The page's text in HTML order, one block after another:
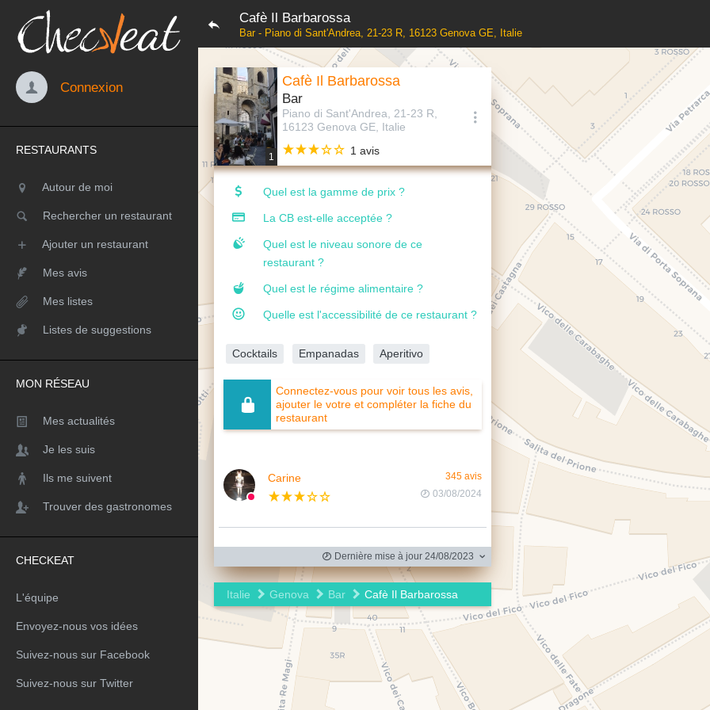
Cafè Il Barbarossa
Bar - Piano di Sant'Andrea, 21-23 R, 16123 Genova GE, Italie
Connexion
RESTAURANTS
Autour de moi
Rechercher un restaurant
Ajouter un restaurant
Mes avis
Mes listes
Listes de suggestions
MON RÉSEAU
Mes actualités
Je les suis
Ils me suivent
Trouver des gastronomes
CHECKEAT
L'équipe
Envoyez-nous vos idées
Suivez-nous sur Facebook
Suivez-nous sur Twitter
1
Cafè Il Barbarossa
Bar
Piano di Sant'Andrea, 21-23 R,
16123 Genova GE, Italie
1 avis
Quel est la gamme de prix ?
La CB est-elle acceptée ?
Quel est le niveau sonore de ce
restaurant ?
Quel est le régime alimentaire ?
Quelle est l'accessibilité de ce restaurant ?
Cocktails Empanadas Aperitivo
Connectez-vous pour voir tous les avis,
ajouter le votre et compléter la fiche du
restaurant
Carine
345 avis
03/08/2024
Dernière mise à jour 24/08/2023
Italie Genova Bar Cafè Il Barbarossa